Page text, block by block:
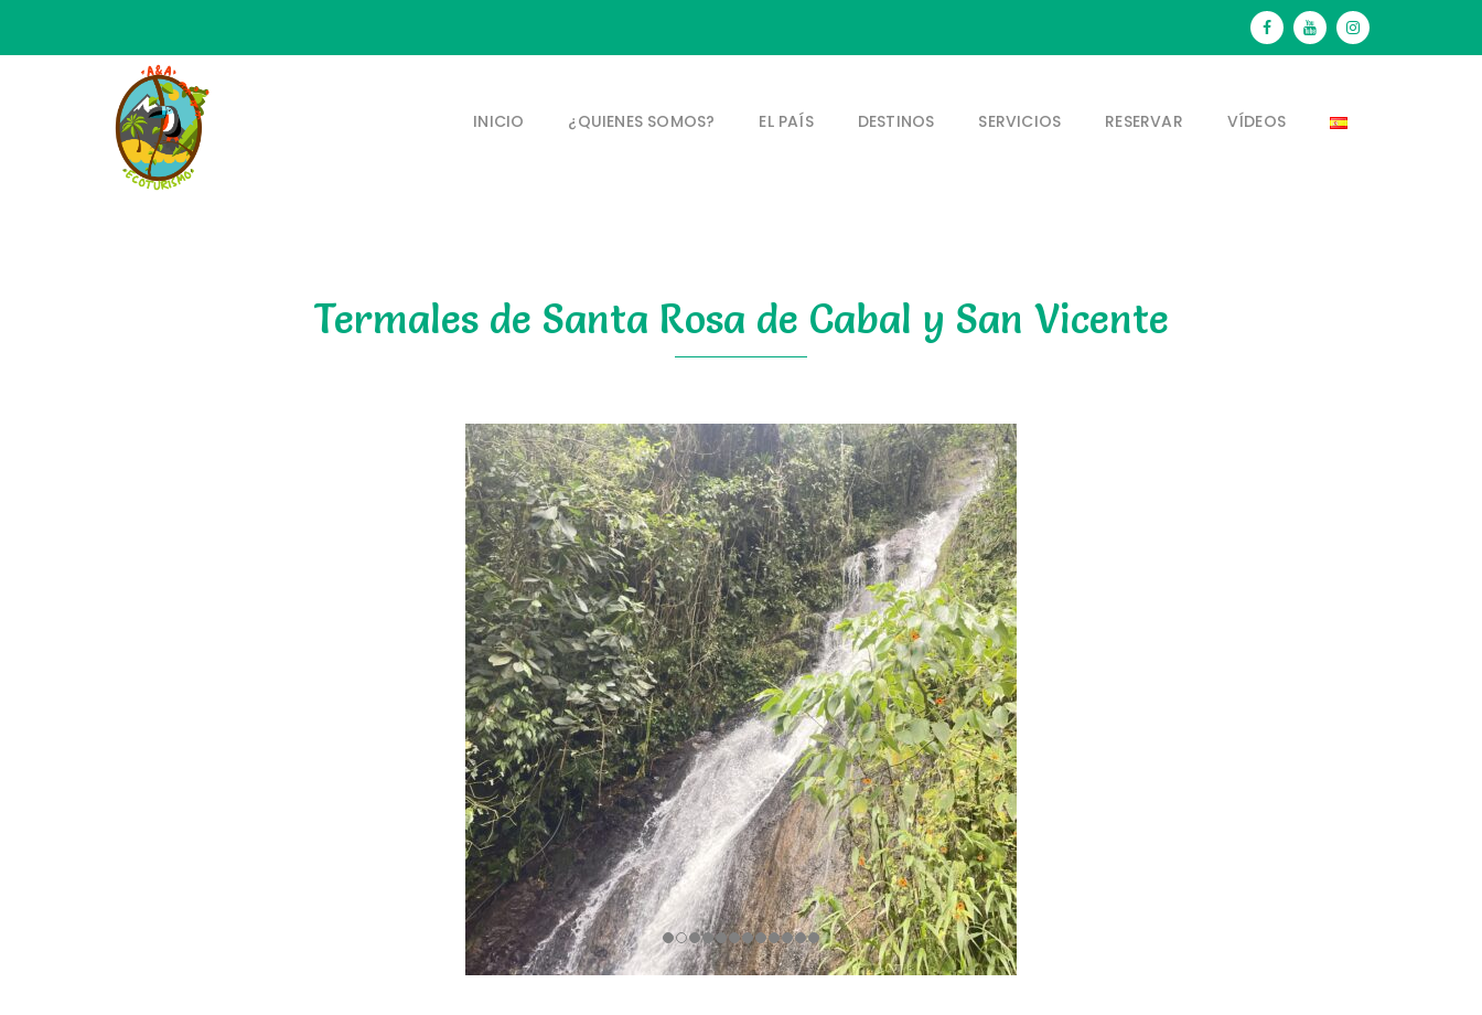
INICIO ¿QUIENES SOMOS? EL PAÍS DESTINOS SERVICIOS RESERVAR VÍDEOS
Termales de Santa Rosa de Cabal y San Vicente